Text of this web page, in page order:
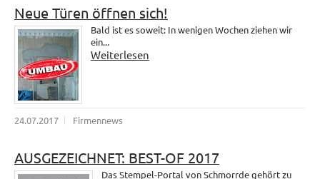
Neue Türen öffnen sich!
Bald ist es soweit: In wenigen Wochen ziehen wir
ein...
Weiterlesen
24.07.2017 Firmennews
AUSGEZEICHNET: BEST-OF 2017
Das Stempel-Portal von Schmorrde gehört zu